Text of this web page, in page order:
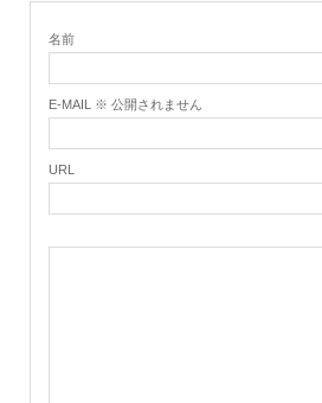
名前
E-MAIL ※ 公開されません
URL